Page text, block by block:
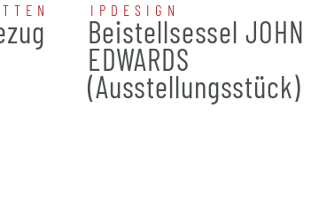
IPDESIGN
Beistellsessel JOHN
EDWARDS
(Ausstellungsstück)